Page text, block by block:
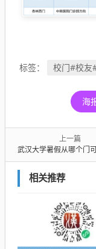
标签： 校门#校友
海
上一篇
武汉大学暑假从哪个门可以
相关推荐